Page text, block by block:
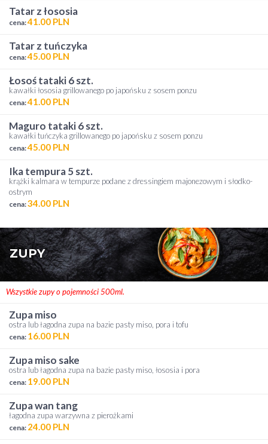
tatar z łososia
cena:41.00 PLN
tatar z tuńczyka
cena:45.00 PLN
łosoś tataki 6 szt.
kawałki łososia grillowanego po japońsku z sosem ponzu
cena:41.00 PLN
maguro tataki 6 szt.
kawałki tuńczyka grillowanego po japońsku z sosem ponzu
cena:45.00 PLN
ika tempura 5 szt.
krążki kalmara w tempurze podane z dressingiem majonezowym i słodko-
ostrym
cena:34.00 PLN
ZUPY
Wszystkie zupy o pojemności 500ml.
zupa miso
ostra lub łagodna zupa na bazie pasty miso, pora i tofu
cena: 16.00 PLN
zupa miso sake
ostra lub łagodna zupa na bazie pasty miso, łososia i pora
cena: 19.00 PLN
zupa wan tang
łagodna zupa warzywna z pierożkami
cena: 24.00 PLN